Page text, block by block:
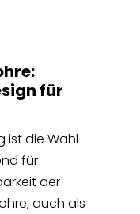
für
ist die Wahl
für
der
auch als